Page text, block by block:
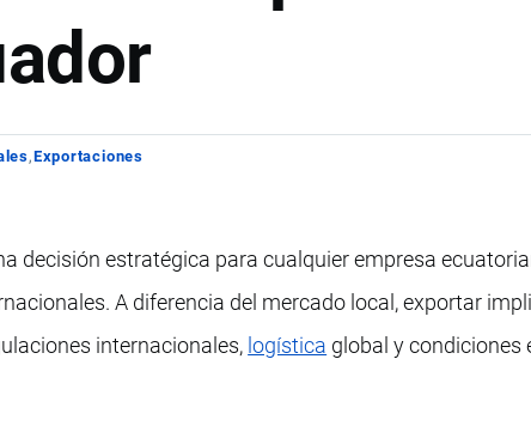
Exportaciones
decisión estratégica para cualquier empresa
A diferencia del mercado local, exportar
internacionales, logística global y condiciones